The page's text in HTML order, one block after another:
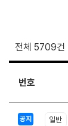
전체 5709건
번호
공지 일반